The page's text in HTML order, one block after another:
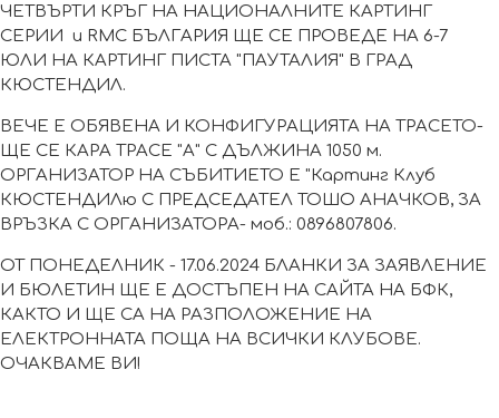
ЧЕТВЪРТИ КРЪГ НА НАЦИОНАЛНИТЕ КАРТИНГ
СЕРИИ и RMC БЪЛГАРИЯ ЩЕ СЕ ПРОВЕДЕ НА 6-7
ЮЛИ НА КАРТИНГ ПИСТА "ПАУТАЛИЯ" В ГРАД
КЮСТЕНДИЛ.
ВЕЧЕ Е ОБЯВЕНА И КОНФИГУРАЦИЯТА НА ТРАСЕТО-
ЩЕ СЕ КАРА ТРАСЕ "А" С ДЪЛЖИНА 1050 м.
ОРГАНИЗАТОР НА СЪБИТИЕТО Е "Картинг Клуб
КЮСТЕНДИЛю С ПРЕДСЕДАТЕЛ ТОШО АНАЧКОВ, ЗА
ВРЪЗКА С ОРГАНИЗАТОРА- моб.: 0896807806.
ОТ ПОНЕДЕЛНИК - 17.06.2024 БЛАНКИ ЗА ЗАЯВЛЕНИЕ
И БЮЛЕТИН ЩЕ Е ДОСТЪПЕН НА САЙТА НА БФК,
КАКТО И ЩЕ СА НА РАЗПОЛОЖЕНИЕ НА
ЕЛЕКТРОННАТА ПОЩА НА ВСИЧКИ КЛУБОВЕ.
ОЧАКВАМЕ ВИ!